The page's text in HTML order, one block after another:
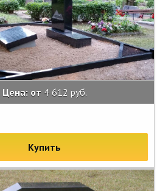
Цена: от 4 612 руб.
Купить